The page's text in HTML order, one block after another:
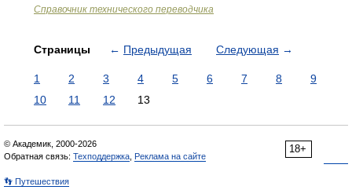
Справочник технического переводчика
Страницы ← Предыдущая Следующая →
1 2 3 4 5 6 7 8
9
10
11 12 13
18+
© Академик, 2000-2026
Обратная связь: Техподдержка Реклама на сайте
👣 Путешествия